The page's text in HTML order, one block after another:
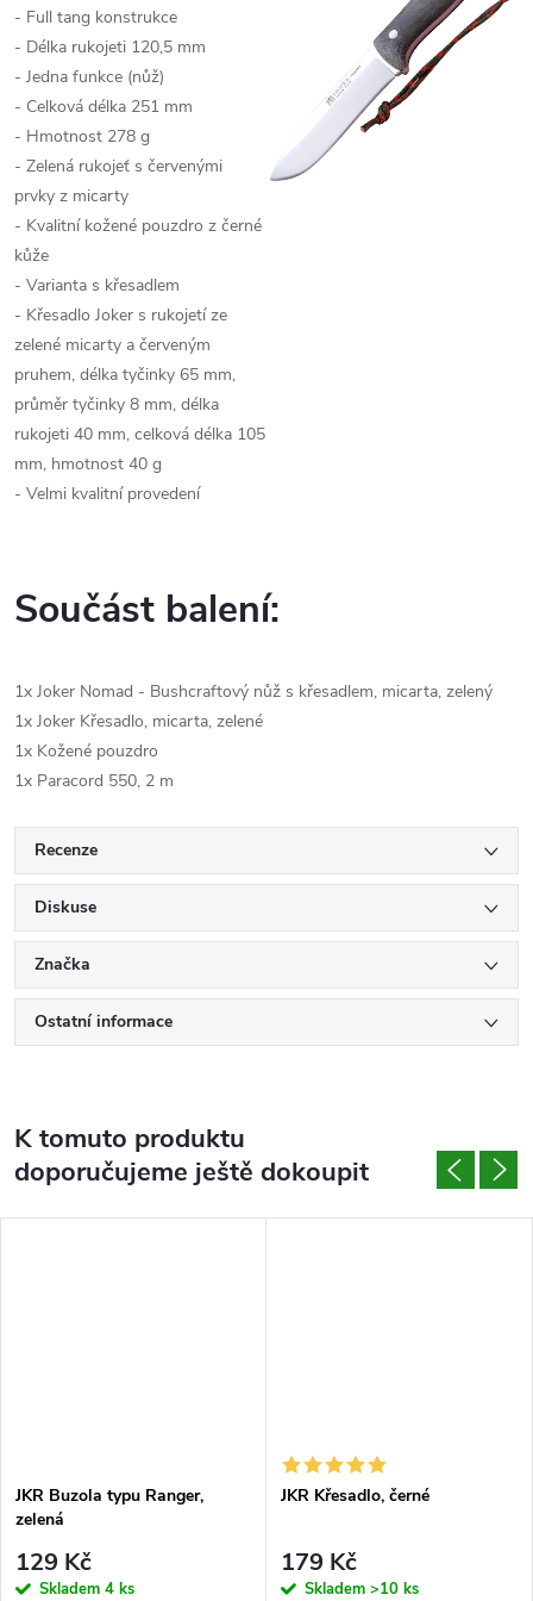
- Full tang konstrukce
- Délka rukojeti 120,5 mm
- Jedna funkce (nůž)
- Celková délka 251 mm
- Hmotnost 278 g
- Zelená rukojeť s červenými
prvky z micarty
- Kvalitní kožené pouzdro z černé
kůže
- Varianta s křesadlem
- Křesadlo Joker s rukojetí ze
zelené micarty a červeným
pruhem, délka tyčinky 65 mm,
průměr tyčinky 8 mm, délka
rukojeti 40 mm, celková délka 105
mm, hmotnost 40 g
- Velmi kvalitní provedení
Součást balení:
1x Joker Nomad - Bushcraftový nůž s křesadlem, micarta, zelený
1x Joker Křesadlo, micarta, zelené
1x Kožené pouzdro
1x Paracord 550, 2 m
Recenze
Diskuse
Značka
Ostatní informace
K tomuto produktu
doporučujeme ještě dokoupit
JKR Buzola typu Ranger,
zelená
129 Kč
Skladem 4 ks
JKR Křesadlo, černé
179 Kč
Skladem >10 ks